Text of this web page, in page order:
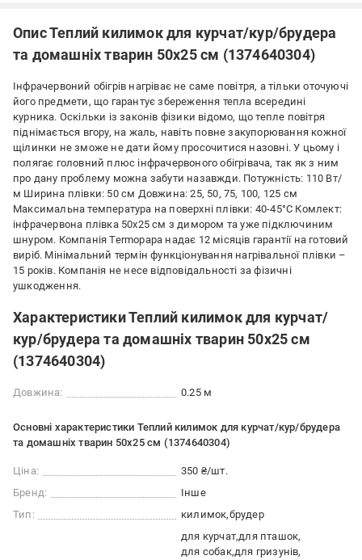
Опис Теплий килимок для курчат/кур/брудера
та домашніх тварин 50х25 см (1374640304)
Інфрачервоний обігрів нагріває не саме повітря, а тільки оточуючі
його предмети, що гарантує збереження тепла всередині
курника. Оскільки із законів фізики відомо, що тепле повітря
піднімається вгору, на жаль, навіть повне закупорювання кожної
щілинки не зможе не дати йому просочитися назовні. У цьому і
полягає головний плюс інфрачервоного обігрівача, так як з ним
про дану проблему можна забути назавжди. Потужність: 110 Вт/
м Ширина плівки: 50 см Довжина: 25, 50, 75, 100, 125 см
Максимальна температура на поверхні плівки: 40-45°C Комлект:
інфрачервона плівка 50x25 см з димором та уже підключиним
шнуром. Компанія Termopapa надає 12 місяців гарантії на готовий
виріб. Мінімальний термін функціонування нагрівальної плівки –
15 років. Компанія не несе відповідальності за фізичні
ушкодження.
Характеристики Теплий килимок для курчат/
кур/брудера та домашніх тварин 50х25 см
(1374640304)
Довжина: 0.25 м
Основні характеристики Теплий килимок для курчат/кур/брудера
та домашніх тварин 50х25 см (1374640304)
Ціна:
350 ₴/шт.
Бренд:
Інше
Тип:
килимок брудер
для курчат для пташок
для собак для гризунів